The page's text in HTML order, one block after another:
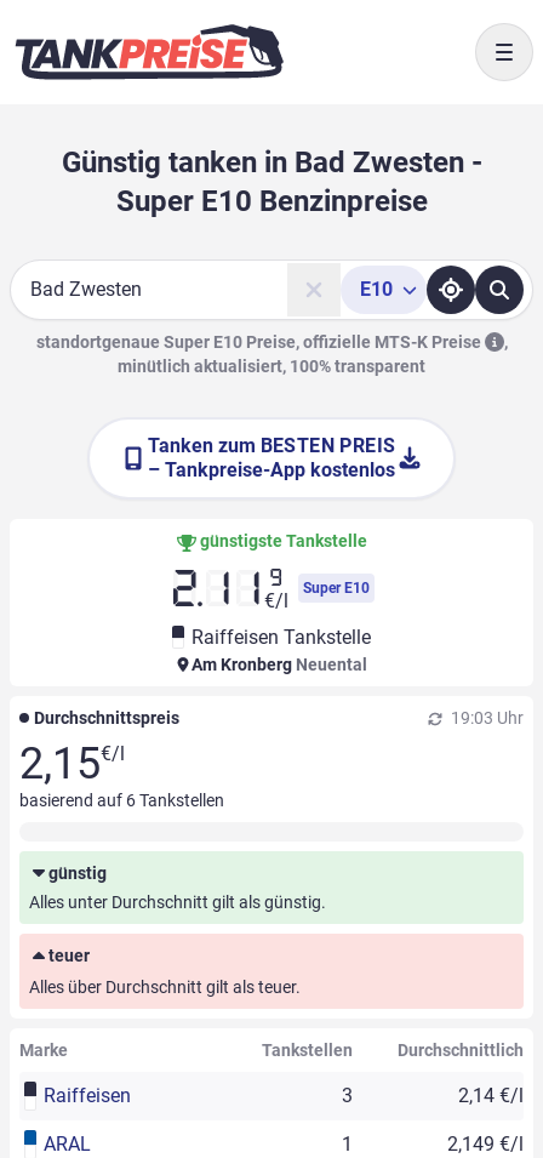
Günstig tanken in Bad Zwesten -
Super E10 Benzinpreise
Suche
E10
standortgenaue Super E10 Preise, offizielle MTS-K Preise
,
minütlich aktualisiert, 100% transparent
Tanken zum BESTEN PREIS
– Tankpreise-App kostenlos
günstigste Tankstelle
2.11 9
€/l
Super E10
Raiffeisen Tankstelle
Am Kronberg Neuental
Durchschnittspreis 19:03 Uhr
2,15€/l
basierend auf 6Tankstellen
günstig
Alles unter Durchschnitt gilt als günstig.
teuer
Alles über Durchschnitt gilt als teuer.
Marke Tankstellen Durchschnittlich
Raiffeisen 3 2,14 €/l
ARAL 1 2,149 €/l